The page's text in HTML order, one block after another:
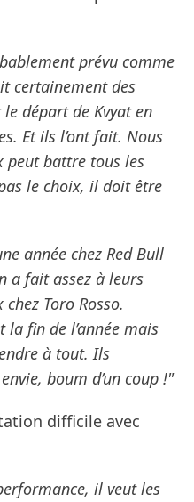
prévu comme
certainement des
départ de Kvyat en
Et ils l’ont fait. Nous
peut battre tous les
le choix, il doit être
année chez Red Bull
a fait assez à leurs
Toro Rosso.
fin de l’année mais
à tout. Ils
boum d’un coup !"
difficile avec
il veut les